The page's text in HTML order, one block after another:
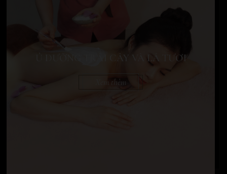
ĐIỀU TRỊ CHUYÊN NGHIỆP
Xem thêm